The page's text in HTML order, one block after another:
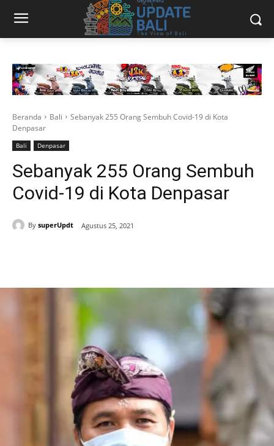
Beranda Bali
Sebanyak 255 Orang Sembuh Covid-19 di Kota
Denpasar
Bali Denpasar
Sebanyak 255 Orang Sembuh
Covid-19 di Kota Denpasar
By superUpdt Agustus 25, 2021